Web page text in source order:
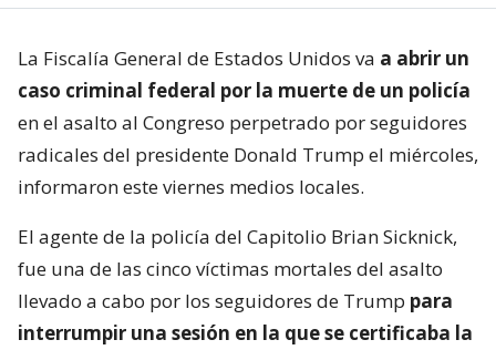
La Fiscalía General de Estados Unidos va a abrir un
caso criminal federal por la muerte de un policía
en el asalto al Congreso perpetrado por seguidores
radicales del presidente Donald Trump el miércoles,
informaron este viernes medios locales.
El agente de la policía del Capitolio Brian Sicknick,
fue una de las cinco víctimas mortales del asalto
llevado a cabo por los seguidores de Trump para
interrumpir una sesión en la que se certificaba la